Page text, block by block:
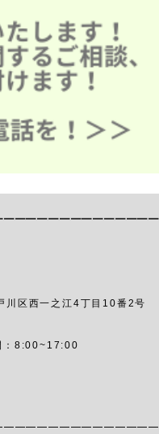
区西一之江4丁目10番2号
：8:00~17:00